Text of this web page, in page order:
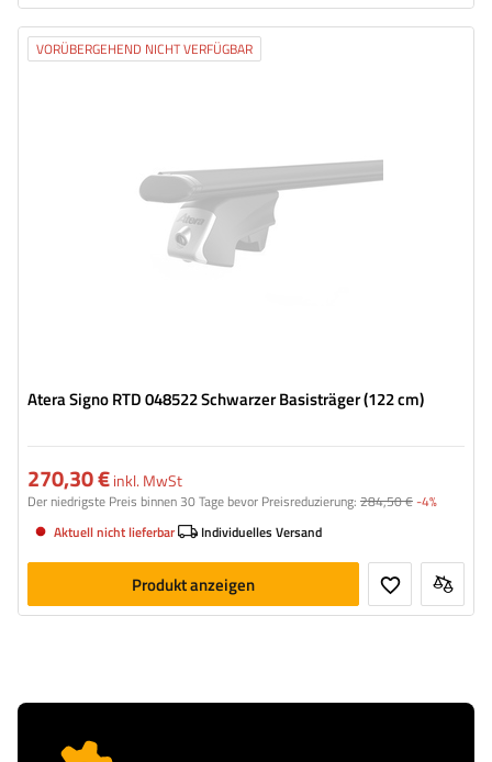
VORÜBERGEHEND NICHT VERFÜGBAR
Atera Signo RTD 048522 Schwarzer Basisträger (122 cm)
270,30 €inkl. MwSt
Der niedrigste Preis binnen 30 Tage bevor Preisreduzierung: 284,50 €-4%
Aktuell nicht lieferbar
Individuelles Versand
Produkt anzeigen